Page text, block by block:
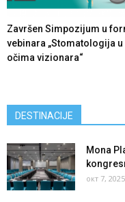
Završen Simpozijum u
vebinara „Stomatologija u
očima vizionara“
DESTINACIJE
Mona
окт 7, 2025